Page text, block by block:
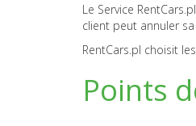
Le Service
client peut annuler
RentCars.pl choisit
Points